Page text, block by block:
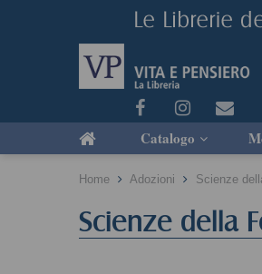
Catalogo
Home Adozioni Scienze
Scienze della